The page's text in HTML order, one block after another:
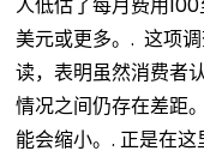
美元或更多。. 这项
读，表明虽然消费者
情况之间仍存在差距
能会缩小。. 正是在这